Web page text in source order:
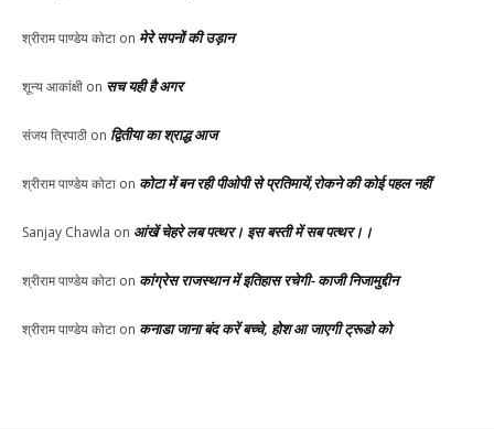
श्रीराम पाण्डेय कोटा on मेरे सपनों की उड़ान
शून्य आकांक्षी on सच यही है अगर
संजय त्रिपाठी on द्वितीया का श्राद्ध आज
श्रीराम पाण्डेय कोटा on कोटा में बन रही पीओपी से प्रतिमायें,रोकने की कोई पहल नहीं
Sanjay Chawla on आंखें चेहरे लब पत्थर। इस बस्ती में सब पत्थर।।
श्रीराम पाण्डेय कोटा on कांग्रेस राजस्थान में इतिहास रचेगी- काजी निजामुद्दीन
श्रीराम पाण्डेय कोटा on कनाडा जाना बंद करें बच्चे, होश आ जाएगी ट्रूडो को